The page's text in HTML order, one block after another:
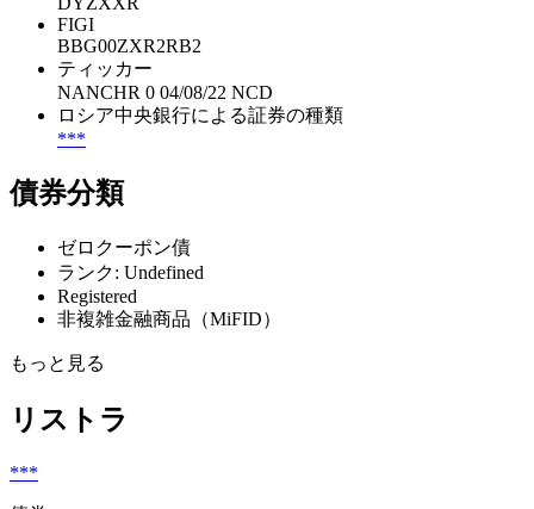
FIGI
BBG00ZXR2RB2
ティッカー
NANCHR 0 04/08/22 NCD
ロシア中央銀行による証券の種類
***
債券分類
ゼロクーポン債
ランク: Undefined
Registered
非複雑金融商品（MiFID）
もっと見る
リストラ
***